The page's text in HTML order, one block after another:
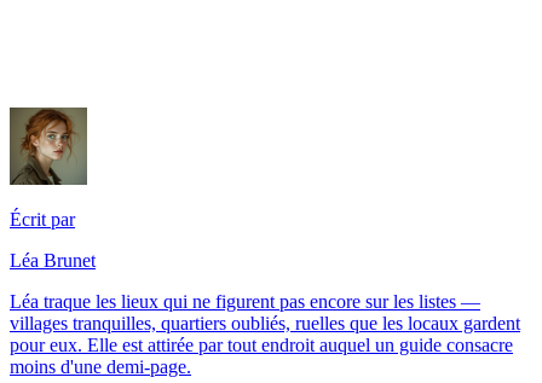
Écrit par
Léa Brunet
Léa traque les lieux qui ne figurent pas encore sur les listes —
villages tranquilles, quartiers oubliés, ruelles que les locaux gardent
pour eux. Elle est attirée par tout endroit auquel un guide consacre
moins d'une demi-page.